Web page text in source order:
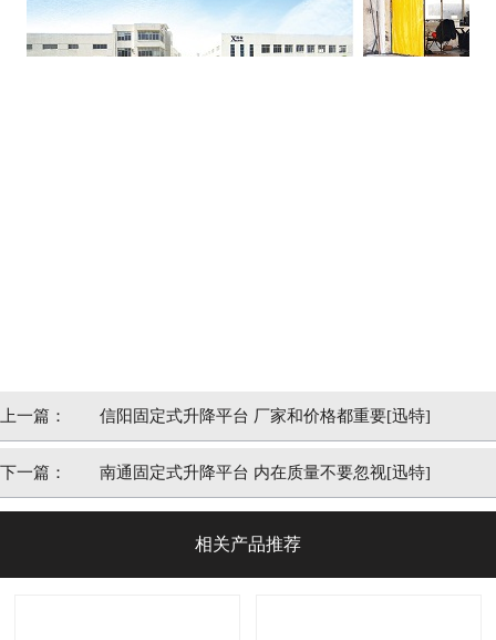
上一篇： 信阳固定式升降平台 厂家和价格都重要[迅特]
下一篇： 南通固定式升降平台 内在质量不要忽视[迅特]
相关产品推荐